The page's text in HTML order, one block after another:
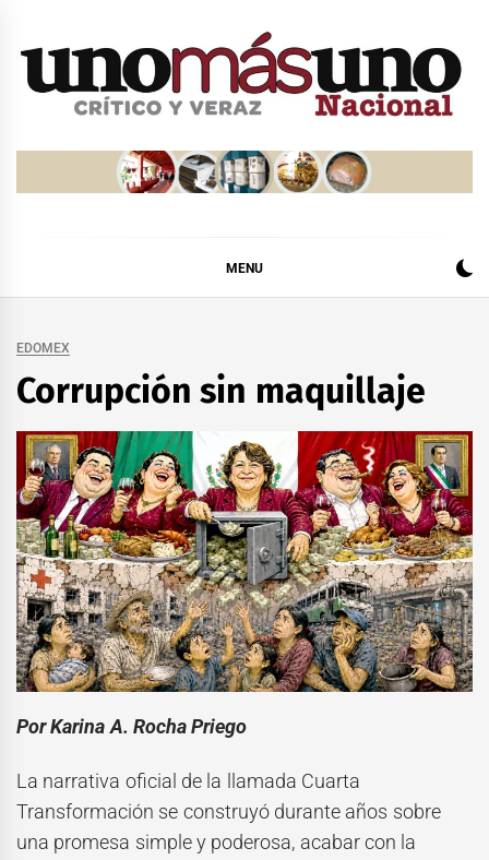
MENU
EDOMEX
Corrupción sin maquillaje
Por Karina A. Rocha Priego
La narrativa oficial de la llamada Cuarta
Transformación se construyó durante años sobre
una promesa simple y poderosa, acabar con la